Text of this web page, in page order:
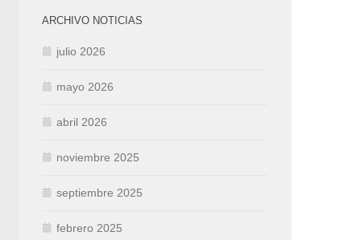
ARCHIVO NOTICIAS
julio 2026
mayo 2026
abril 2026
noviembre 2025
septiembre 2025
febrero 2025